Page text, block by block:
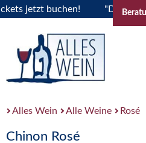
jetzt buchen! "Das
Alles Wein Alle Weine Rosé
Chinon Rosé